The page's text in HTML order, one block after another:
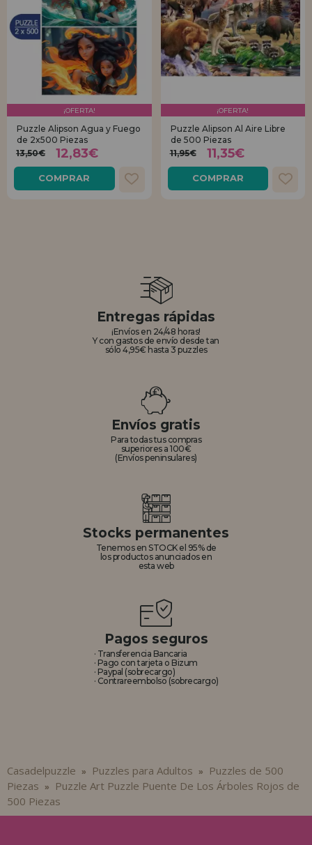
¡OFERTA!
Puzzle Alipson Agua y Fuego
de 2x500 Piezas
13,50€
12,83€
COMPRAR
¡OFERTA!
Puzzle Alipson Al Aire Libre
de 500 Piezas
11,95€
11,35€
COMPRAR
Entregas rápidas
¡Envíos en 24/48 horas!
Y con gastos de envío desde tan
sólo 4,95€ hasta 3 puzzles
Envíos gratis
Para todas tus compras
superiores a 100€
(Envíos peninsulares)
Stocks permanentes
Tenemos en STOCK el 95% de
los productos anunciados en
esta web
Pagos seguros
· Transferencia Bancaria
· Pago con tarjeta o Bizum
· Paypal (sobrecargo)
· Contrareembolso (sobrecargo)
Casadelpuzzle » Puzzles para Adultos »
Puzzles de 500
Piezas »
Puzzle Art Puzzle Puente De Los Árboles Rojos de
500 Piezas